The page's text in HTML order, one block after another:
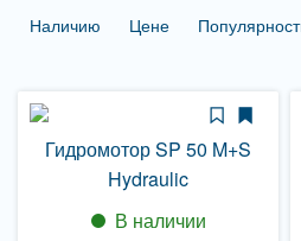
Наличию
Цене
Гидромотор SP 50 M+S
Hydraulic
В наличии